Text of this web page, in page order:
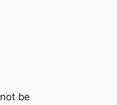
be